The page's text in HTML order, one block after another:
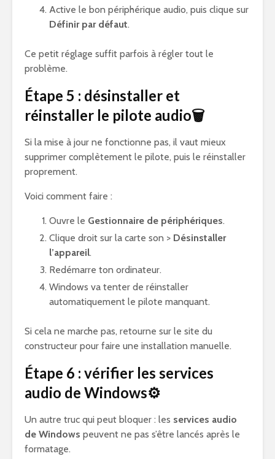
Active le bon périphérique audio, puis clique sur
Définir par défaut.
Ce petit réglage suffit parfois à régler tout le
problème.
Étape 5 : désinstaller et
réinstaller le pilote audio🗑️
Si la mise à jour ne fonctionne pas, il vaut mieux
supprimer complètement le pilote, puis le réinstaller
proprement.
Voici comment faire :
Ouvre le Gestionnaire de périphériques.
Clique droit sur la carte son > Désinstaller
l’appareil.
Redémarre ton ordinateur.
Windows va tenter de réinstaller
automatiquement le pilote manquant.
Si cela ne marche pas, retourne sur le site du
constructeur pour faire une installation manuelle.
Étape 6 : vérifier les services
audio de Windows⚙️
Un autre truc qui peut bloquer : les services audio
de Windows peuvent ne pas s’être lancés après le
formatage.